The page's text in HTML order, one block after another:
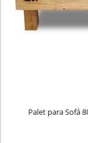
Palet para Sofá